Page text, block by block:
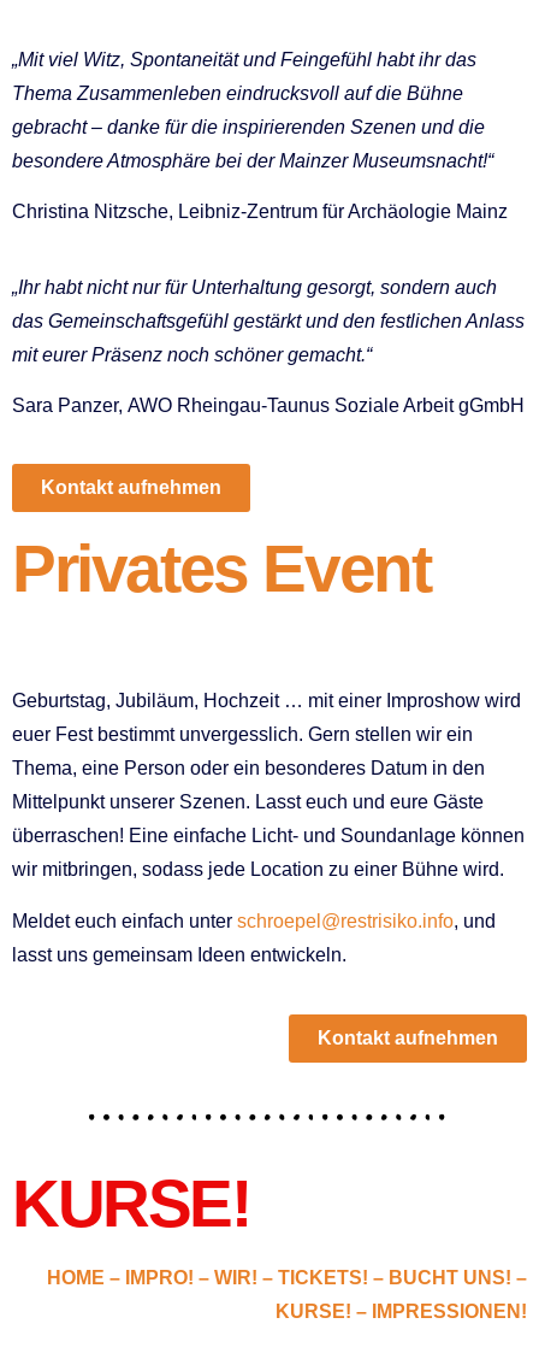
„Mit viel Witz, Spontaneität und Feingefühl habt ihr das
Thema Zusammenleben eindrucksvoll auf die Bühne
gebracht – danke für die inspirierenden Szenen und die
besondere Atmosphäre bei der Mainzer Museumsnacht!“
Christina Nitzsche, Leibniz-Zentrum für Archäologie Mainz
„Ihr habt nicht nur für Unterhaltung gesorgt, sondern auch
das Gemeinschaftsgefühl gestärkt und den festlichen Anlass
mit eurer Präsenz noch schöner gemacht.“
Sara Panzer, AWO Rheingau-Taunus Soziale Arbeit gGmbH
Kontakt aufnehmen
Privates Event
Geburtstag, Jubiläum, Hochzeit … mit einer Improshow wird
euer Fest bestimmt unvergesslich. Gern stellen wir ein
Thema, eine Person oder ein besonderes Datum in den
Mittelpunkt unserer Szenen. Lasst euch und eure Gäste
überraschen! Eine einfache Licht- und Soundanlage können
wir mitbringen, sodass jede Location zu einer Bühne wird.
Meldet euch einfach unter schroepel@restrisiko.info, und
lasst uns gemeinsam Ideen entwickeln.
Kontakt aufnehmen
KURSE!
HOME – IMPRO! – WIR! – TICKETS! – BUCHT UNS! –
KURSE! – IMPRESSIONEN!